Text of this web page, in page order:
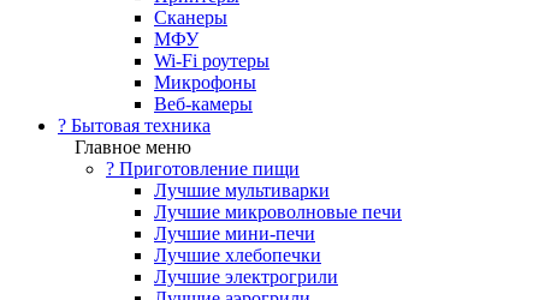
Сканеры
МФУ
Wi-Fi роутеры
Микрофоны
Веб-камеры
? Бытовая техника
Главное меню
? Приготовление пищи
Лучшие мультиварки
Лучшие микроволновые печи
Лучшие мини-печи
Лучшие хлебопечки
Лучшие электрогрили